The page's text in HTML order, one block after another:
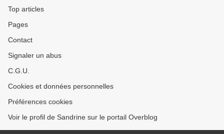
Top articles
Pages
Contact
Signaler un abus
C.G.U.
Cookies et données personnelles
Préférences cookies
Voir le profil de Sandrine sur le portail Overblog